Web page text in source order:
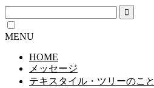
MENU
HOME
メッセージ
テキスタイル・ツリーのこと